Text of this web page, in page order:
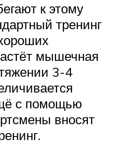
к этому
тренинг
мышечная
3-4
с помощью
вносят